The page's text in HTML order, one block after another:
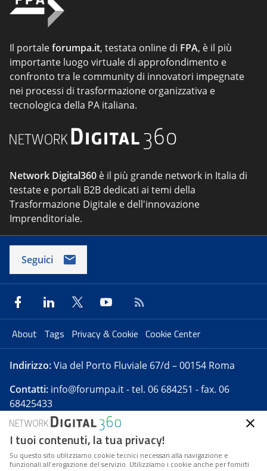
Il portaleforumpa.it, testata online di FPA, è il più
importante luogo virtuale di approfondimento e
confronto tra le community di innovatori impegnate
nei processi di trasformazione organizzativa e
tecnologica della PA italiana.
Network Digital360 è il più grande network in Italia di
testate e portali B2B dedicati ai temi della
Trasformazione Digitale e dell'innovazione
Imprenditoriale.
Seguici
About Tags Privacy & Cookie Cookie Center
Indirizzo:Via del Porto Fluviale 67/d – 00154 Roma
Contatti: info@forumpa.it- tel. 06 684251 - fax. 06
68425433
Forumpa.itè una pubblicazione telematica iscritta
presso Registro della stampa del Tribunale di Roma -
Reg. n. 182 del 2 maggio 2008 - Direttore resp. Michela
I tuoi contenuti, la tua privacy!
Su questo sito utilizziamo cookie tecnici necessari alla navigazione e
funzionali all’erogazione del servizio. Utilizziamo i cookie anche per fornirti